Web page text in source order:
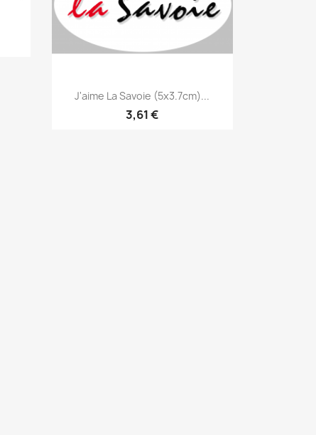
 Aperçu rapide
J'aime La Savoie (5x3.7cm)...
3,61 €